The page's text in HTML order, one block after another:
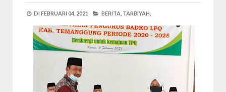
DI FEBRUARI 04, 2021 BERITA, TARBIYAH,